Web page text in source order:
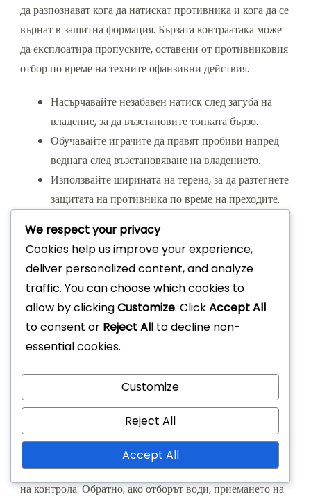
да разпознават кога да натискат противника и кога да се
върнат в защитна формация. Бързата контраатака може
да експлоатира пропуските, оставени от противниковия
отбор по време на техните офанзивни действия.
Насърчавайте незабавен натиск след загуба на
владение, за да възстановите топката бързо.
Обучавайте играчите да правят пробиви напред
веднага след възстановяване на владението.
Използвайте ширината на терена, за да разтегнете
защитата на противника по време на преходите.
Правене на тактически
корекции по време на мача
Корекциите по време на играта са от съществено
значение за максимизиране на ефективността на
формацията 4-2-3-1. Треньорите трябва да оценят
промени, за да експлоатират слабостите или да укрепят
собствената си защита.
Например, ако противниковият отбор доминира в
средата на терена, изтеглянето на едно от крилата в по-
централна позиция може да помогне за възстановяване
на контрола. Обратно, ако отборът води, приемането на
We respect your privacy
Cookies help us improve your experience,
deliver personalized content, and analyze
traffic. You can choose which cookies to
allow by clickingCustomize. ClickAccept All
to consent or Reject All to decline non-
essential cookies.
Customize
Reject All
Accept All